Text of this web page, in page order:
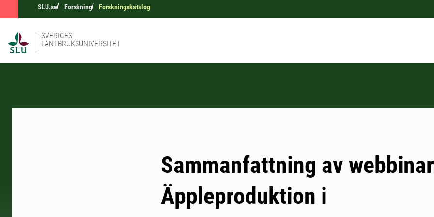
SLU.se Forskning Forskningskatalog
SVERIGES
LANTBRUKSUNIVERSITET
Sammanfattning av
Äppleproduktion i